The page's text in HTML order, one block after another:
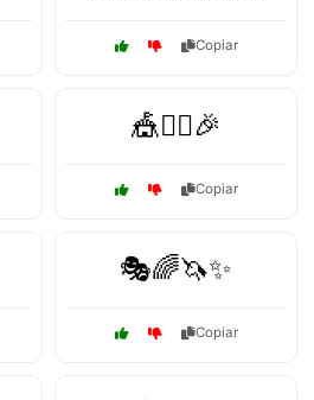
Copiar
🎪🤹‍♀️🎉
Copiar
🎭🌈🦄✨
Copiar